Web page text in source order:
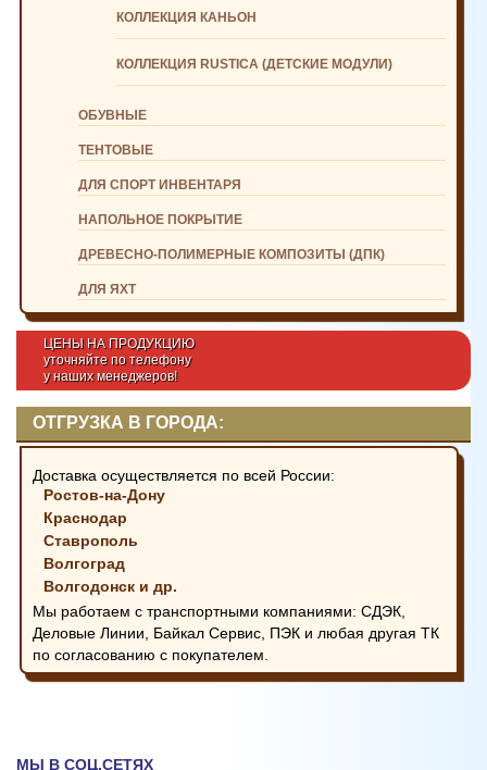
КОЛЛЕКЦИЯ КАНЬОН
КОЛЛЕКЦИЯ RUSTICA (ДЕТСКИЕ МОДУЛИ)
ОБУВНЫЕ
ТЕНТОВЫЕ
ДЛЯ СПОРТ ИНВЕНТАРЯ
НАПОЛЬНОЕ ПОКРЫТИЕ
ДРЕВЕСНО-ПОЛИМЕРНЫЕ КОМПОЗИТЫ (ДПК)
ДЛЯ ЯХТ
ЦЕНЫ НА ПРОДУКЦИЮ
уточняйте по телефону
у наших менеджеров!
ОТГРУЗКА В ГОРОДА:
Доставка осуществляется по всей России:
Ростов-на-Дону
Краснодар
Ставрополь
Волгоград
Волгодонск и др.
Мы работаем с транспортными компаниями: СДЭК,
Деловые Линии, Байкал Сервис, ПЭК и любая другая ТК
по согласованию с покупателем.
МЫ В СОЦ.СЕТЯХ